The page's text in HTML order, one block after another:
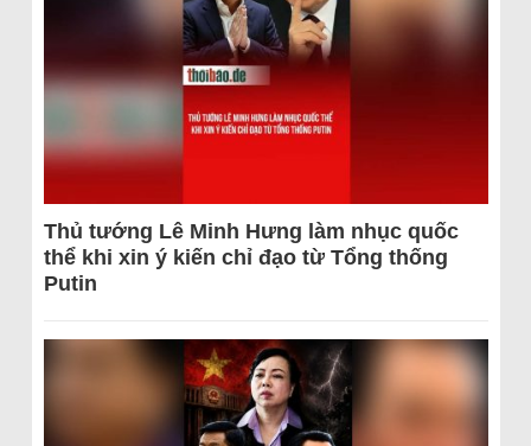
Thủ tướng Lê Minh Hưng làm nhục quốc
thể khi xin ý kiến chỉ đạo từ Tổng thống
Putin